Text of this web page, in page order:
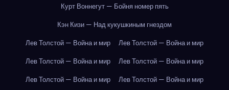
Курт Воннегут — Бойня номер пять
Кэн Кизи — Над кукушкиным гнездом
Лев Толстой — Война и мир
Лев Толстой — Война и мир
Лев Толстой — Война и мир
Лев Толстой — Война и мир
Лев Толстой — Война и мир
Лев Толстой — Война и мир